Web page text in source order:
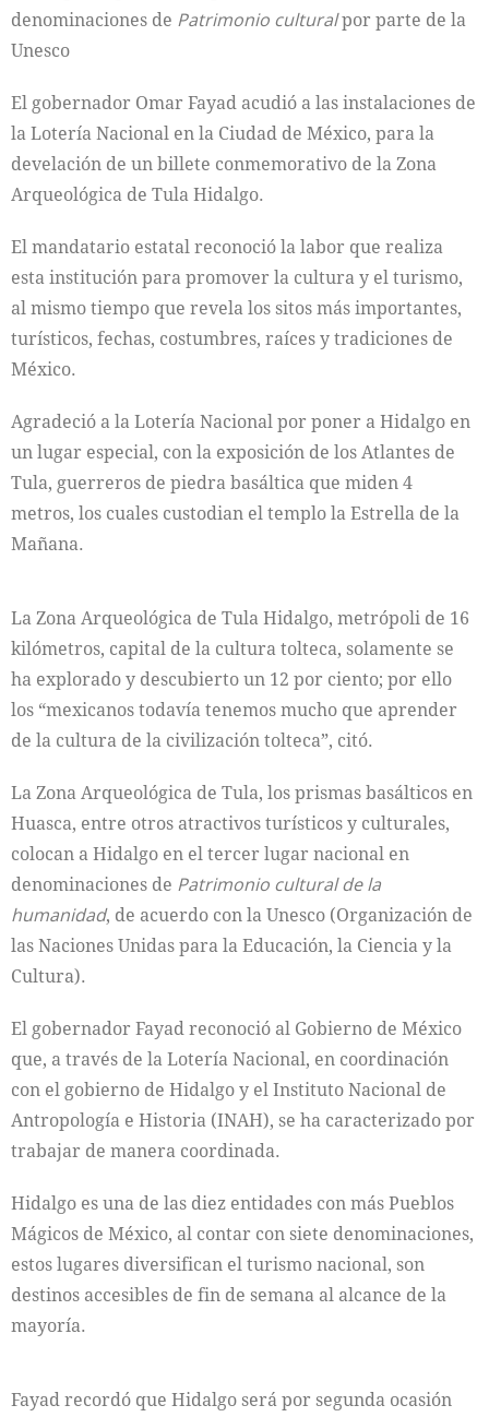
denominaciones de Patrimonio culturalpor parte de la
Unesco
El gobernador Omar Fayad acudió a las instalaciones de
la Lotería Nacional en la Ciudad de México, para la
develación de un billete conmemorativo de la Zona
Arqueológica de Tula Hidalgo.
El mandatario estatal reconoció la labor que realiza
esta institución para promover la cultura y el turismo,
al mismo tiempo que revela los sitos más importantes,
turísticos, fechas, costumbres, raíces y tradiciones de
México.
Agradeció a la Lotería Nacional por poner a Hidalgo en
un lugar especial, con la exposición de los Atlantes de
Tula, guerreros de piedra basáltica que miden 4
metros, los cuales custodian el templo la Estrella de la
Mañana.
La Zona Arqueológica de Tula Hidalgo, metrópoli de 16
kilómetros, capital de la cultura tolteca, solamente se
ha explorado y descubierto un 12 por ciento; por ello
los “mexicanos todavía tenemos mucho que aprender
de la cultura de la civilización tolteca”, citó.
La Zona Arqueológica de Tula, los prismas basálticos en
Huasca, entre otros atractivos turísticos y culturales,
colocan a Hidalgo en el tercer lugar nacional en
denominaciones de Patrimonio cultural de la
humanidad, de acuerdo con la Unesco (Organización de
las Naciones Unidas para la Educación, la Ciencia y la
Cultura).
El gobernador Fayad reconoció al Gobierno de México
que, a través de la Lotería Nacional, en coordinación
con el gobierno de Hidalgo y el Instituto Nacional de
Antropología e Historia (INAH), se ha caracterizado por
trabajar de manera coordinada.
Hidalgo es una de las diez entidades con más Pueblos
Mágicos de México, al contar con siete denominaciones,
estos lugares diversifican el turismo nacional, son
destinos accesibles de fin de semana al alcance de la
mayoría.
Fayad recordó que Hidalgo será por segunda ocasión